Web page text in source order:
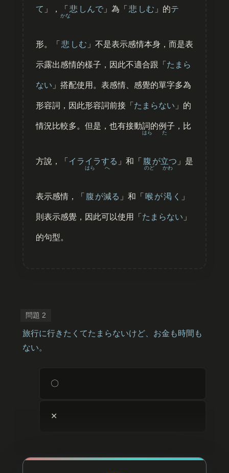
て 」，「 悲 しんで 」為「 悲 しむ 」的テ
形。「 悲
かな
しむ 」不是表示感情本身，而是表
示露出感情的樣子，因此不適合跟「 たまら
ない 」搭配使用。表感情、感覺的單字多為
形容詞，因此形容詞前接「 たまらない 」的
情況比較多。但是，也有接動詞的例子，比
方說，「 イライラする 」和「 腹
はら
が立
た
つ 」是
表示感情，「 腹
はら
が減
へ
る 」和「 喉
のど
が渇
かわ
く 」
則表示感覺，因此可以使用「 たまらない 」
的句型。
旅行に行きたくてたまらないけど、お金も時間も
ない。
〇
✕